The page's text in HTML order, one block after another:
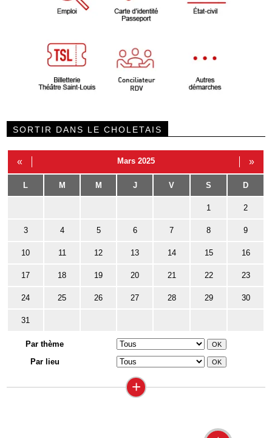
SORTIR DANS LE CHOLETAIS
« Mars 2025 »
L M M J V S D
1 2
3 4 5 6 7 8 9
10 11 12 13 14 15 16
17 18 19 20 21 22 23
24 25 26 27 28 29 30
31
Par thème
Par lieu
+